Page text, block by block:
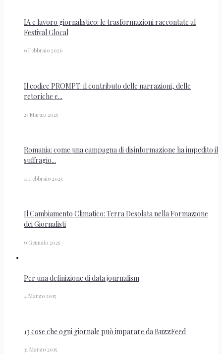
IA e lavoro giornalistico: le trasformazioni raccontate al
Festival Glocal
9 Febbraio 2026
Il codice PROMPT: il contributo delle narrazioni, delle
retoriche e...
25 Marzo 2025
Romania: come una campagna di disinformazione ha impedito il
suffragio...
11 Febbraio 2025
Il Cambiamento Climatico: Terra Desolata nella Formazione
dei Giornalisti
9 Gennaio 2025
Per una definizione di data journalism
4 Marzo 2015
13 cose che ogni giornale può imparare da BuzzFeed
31 Marzo 2015